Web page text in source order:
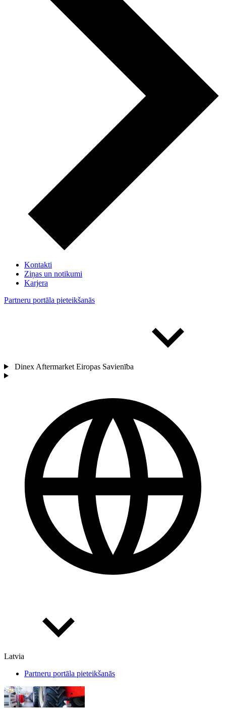
Kontakti
Ziņas un notikumi
Karjera
Partneru portāla pieteikšanās
Dinex Aftermarket Eiropas Savienība
Latvia
Partneru portāla pieteikšanās